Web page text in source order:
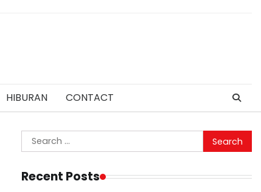
HIBURAN CONTACT
Search
for:
Recent Posts